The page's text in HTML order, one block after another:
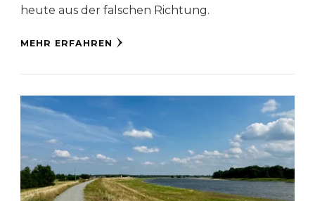
heute aus der falschen Richtung.
MEHR ERFAHREN